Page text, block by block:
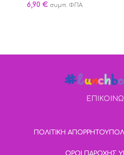
6,90 € συμπ. ΦΠΑ
ΠΟΛΙΤΙΚΗ ΑΠΟΡΡΗΤΟΥ
ΟΡΟΙ ΠΑΡΟΧΗΣ